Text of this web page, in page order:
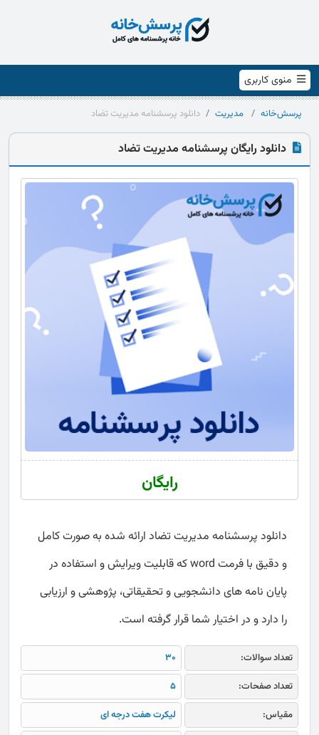
منوی کاربری
پرسش‌خانه مدیریت دانلود پرسشنامه مدیریت تضاد
دانلود رایگان پرسشنامه مدیریت تضاد
رایگان
دانلود پرسشنامه مدیریت تضاد ارائه شده به صورت کامل
و دقیق با فرمت word که قابلیت ویرایش و استفاده در
پایان نامه های دانشجویی و تحقیقاتی، پژوهشی و ارزیابی
را دارد و در اختیار شما قرار گرفته است.
تعداد سوالات:
30
تعداد صفحات:
5
مقیاس:
لیکرت هفت درجه ای